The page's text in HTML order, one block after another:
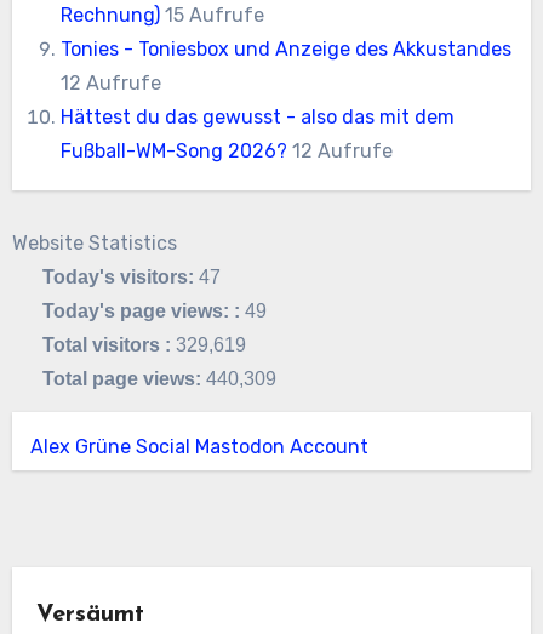
Rechnung) 15 Aufrufe
Tonies - Toniesbox und Anzeige des Akkustandes
12 Aufrufe
Hättest du das gewusst - also das mit dem
Fußball-WM-Song 2026? 12 Aufrufe
Website Statistics
Today's visitors:47
Today's page views: :49
Total visitors :329,619
Total page views:440,309
Alex Grüne Social Mastodon Account
Versäumt